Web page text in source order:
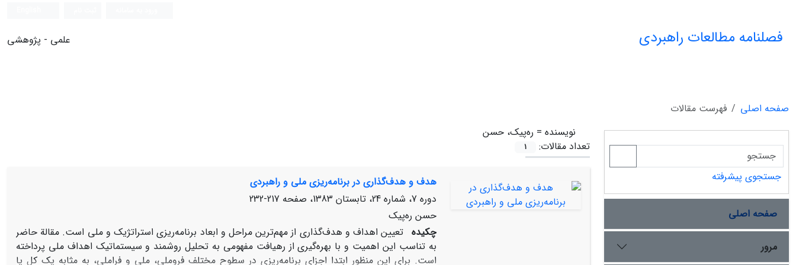
فصلنامه مطالعات راهبردی علمی - پژوهشی
صفحه اصلی
فهرست مقالات
نویسنده = ره‌پیک، حسن
تعداد مقالات:
1
هدف و هدف‌گذاری در برنامه‌ریزی ملی و راهبردی
دوره 7، شماره 24، تابستان 1383، صفحه
217-232
حسن ره‌پیک
چکیده تعیین اهداف و هدف‌گذاری از مهم‌ترین مراحل و ابعاد برنامه‌ریزی استراتژیک و ملی است. مقالة حاضر
به تناسب این اهمیت و با بهره‌گیری از رهیافت مفهومی به تحلیل روشمند و سیستماتیک اهداف ملی پرداخته
است. برای این منظور ابتدا اجزای برنامه‌ریزی در سطوح مختلف فروملی، ملی و فراملی، به مثابه یک کل یا
جستجوی پیشرفته
صفحه اصلی
مرور